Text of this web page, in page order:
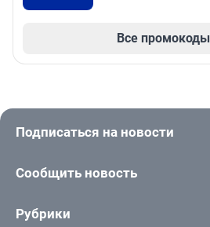
Все промокоды
Подписаться на новости
Сообщить новость
Рубрики